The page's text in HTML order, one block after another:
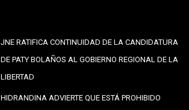
JNE RATIFICA CONTINUIDAD DE LA CANDIDATURA
DE PATY BOLAÑOS AL GOBIERNO REGIONAL DE LA
LIBERTAD
HIDRANDINA ADVIERTE QUE ESTÁ PROHIBIDO